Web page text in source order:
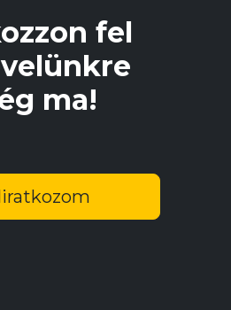
fel
ma!